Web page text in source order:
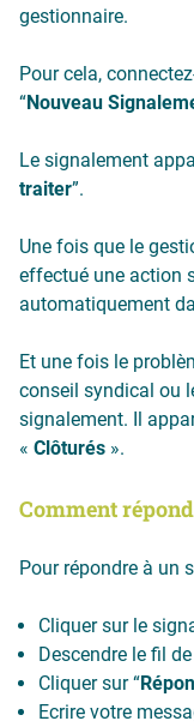
gestionnaire.
Pour cela,
“Nouveau
Le signalement
traiter”.
Une fois que le
effectué une action
automatiquement
Et une fois le
conseil syndical ou
signalement. Il
« Clôturés ».
Comment
Pour répondre à un
Cliquer sur le
Descendre le fil
Cliquer sur “
Ecrire votre